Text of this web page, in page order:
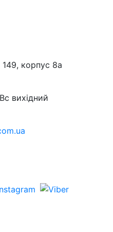
149, корпус 8а
вихідний